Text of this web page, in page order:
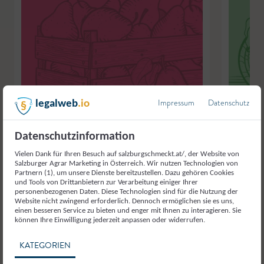
Baierlgut,Wals-Siezenheim
Erdbeere
Baierlgut
Erdäpfel
legalweb.io Impressum Datenschutz
Datenschutzinformation
Vielen Dank für Ihren Besuch auf salzburgschmeckt.at/, der Website von
Salzburger Agrar Marketing in Österreich. Wir nutzen Technologien von
Partnern (1), um unsere Dienste bereitzustellen. Dazu gehören Cookies
und Tools von Drittanbietern zur Verarbeitung einiger Ihrer
personenbezogenen Daten. Diese Technologien sind für die Nutzung der
Website nicht zwingend erforderlich. Dennoch ermöglichen sie es uns,
einen besseren Service zu bieten und enger mit Ihnen zu interagieren. Sie
können Ihre Einwilligung jederzeit anpassen oder widerrufen.
KATEGORIEN